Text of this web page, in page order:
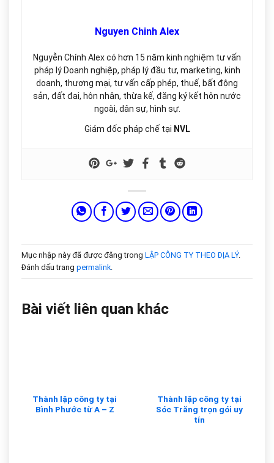
Nguyen Chinh Alex
Nguyễn Chính Alex có hơn 15 năm kinh nghiệm tư vấn
pháp lý Doanh nghiệp, pháp lý đầu tư, marketing, kinh
doanh, thương mại, tư vấn cấp phép, thuế, bất động
sản, đất đai, hôn nhân, thừa kế, đăng ký kết hôn nước
ngoài, dân sự, hình sự.
Giám đốc pháp chế tại NVL
Mục nhập này đã được đăng trong LẬP CÔNG TY THEO ĐỊA LÝ.
Đánh dấu trang permalink
Bài viết liên quan khác
Thành lập công ty tại
Bình Phước từ A – Z
Thành lập công ty tại
Sóc Trăng trọn gói uy
tín